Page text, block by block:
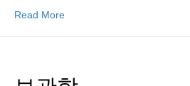
Read More